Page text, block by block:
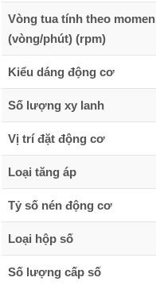
Vòng tua tính theo momen
(vòng/phút) (rpm)
Kiểu dáng động cơ
Số lượng xy lanh
Vị trí đặt động cơ
Loại tăng áp
Tỷ số nén động cơ
Loại hộp số
Số lượng cấp số